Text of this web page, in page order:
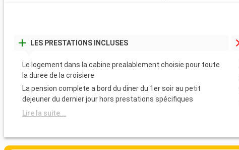
LES PRESTATIONS INCLUSES
Le logement dans la cabine prealablement choisie pour toute
la duree de la croisiere
La pension complete a bord du diner du 1er soir au petit
dejeuner du dernier jour hors prestations spécifiques
Lire la suite...